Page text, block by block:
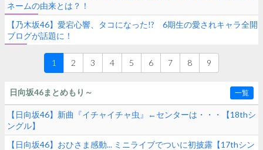
ネームの由来とは？！
【乃木坂46】愛宕心響、タコになった!? 6期生の愛されキャラ全開
ブログが話題に！
1 2 3 4 5 6 7 8 9
日向坂46まとめもり～ 一覧
【日向坂46】新曲『イチャイチャ虫』←センターは・・・【18thシ
ングル】
【日向坂46】おひさま感動... ミニライブでついに初披露【17thシン